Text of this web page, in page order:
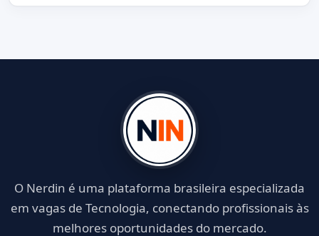
O Nerdin é uma plataforma brasileira especializada
em vagas de Tecnologia, conectando profissionais às
melhores oportunidades do mercado.